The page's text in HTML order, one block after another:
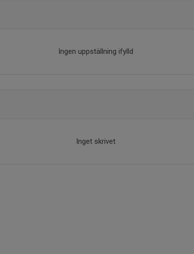
Ingen uppställning ifylld
Inget skrivet